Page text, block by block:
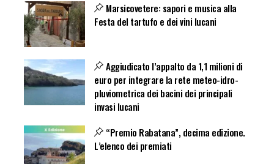
Marsicovetere: sapori e musica alla
Festa del tartufo e dei vini lucani
Aggiudicato l’appalto da 1,1 milioni di
euro per integrare la rete meteo-idro-
pluviometrica dei bacini dei principali
invasi lucani
“Premio Rabatana”, decima edizione.
L’elenco dei premiati